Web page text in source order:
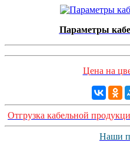
Параметры
Цена на
Отгрузка кабельной
Наши